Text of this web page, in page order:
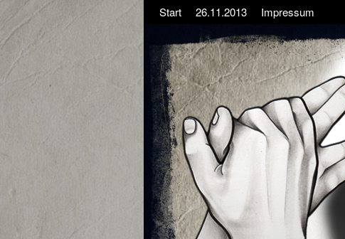
Start 26.11.2013 Impressum